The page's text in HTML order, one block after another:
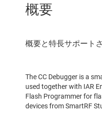
概要
The CC Debugger is a
used together with IAR
Flash Programmer for
devices from SmartRF